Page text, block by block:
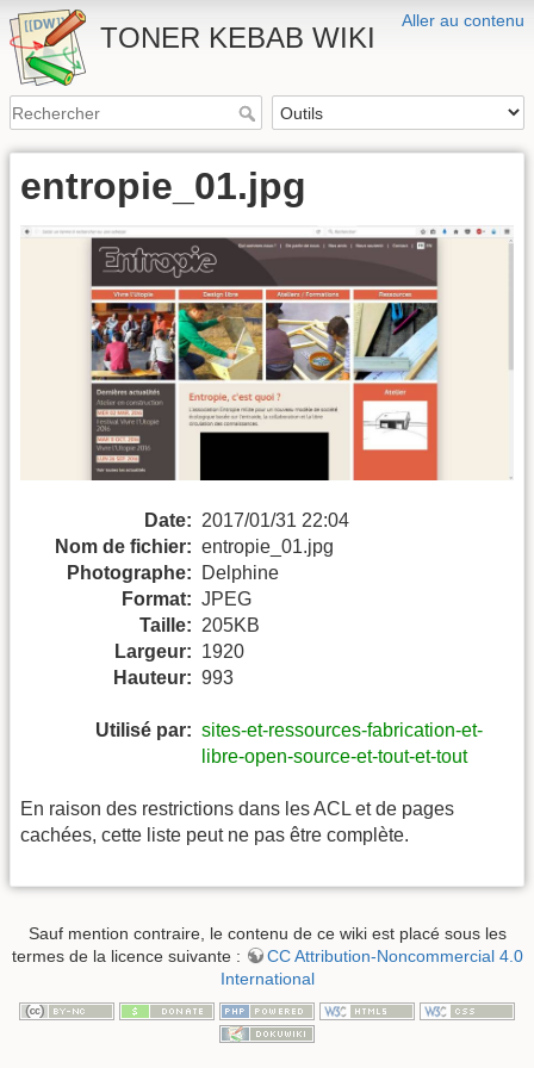
Aller au contenu
TONER KEBAB WIKI
entropie_01.jpg
Date: 2017/01/31 22:04
Nom de fichier: entropie_01.jpg
Photographe:
Delphine
Format: JPEG
Taille: 205KB
Largeur: 1920
Hauteur: 993
Utilisé par: sites-et-ressources-fabrication-et-
libre-open-source-et-tout-et-tout
En raison des restrictions dans les ACL et de pages
cachées, cette liste peut ne pas être complète.
Sauf mention contraire, le contenu de ce wiki est placé sous les
termes de la licence suivante :
CC Attribution-Noncommercial 4.0
International